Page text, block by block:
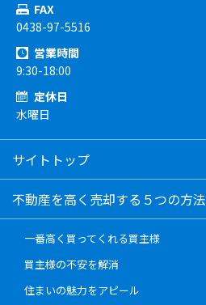
FAX
0438-97-5516
営業時間
9:30-18:00
定休日
水曜日
サイトトップ
不動産を高く売却する５つの方法
一番高く買ってくれる買主様
買主様の不安を解消
住まいの魅力をアピール